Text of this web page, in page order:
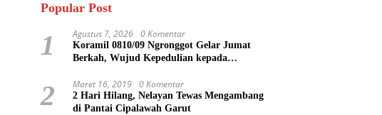
Popular Post
1 Agustus 7, 2026 0 Komentar
Koramil 0810/09 Ngronggot Gelar Jumat
Berkah, Wujud Kepedulian kepada
2 Maret 16, 2019 0 Komentar
2 Hari Hilang, Nelayan Tewas Mengambang
di Pantai Cipalawah Garut